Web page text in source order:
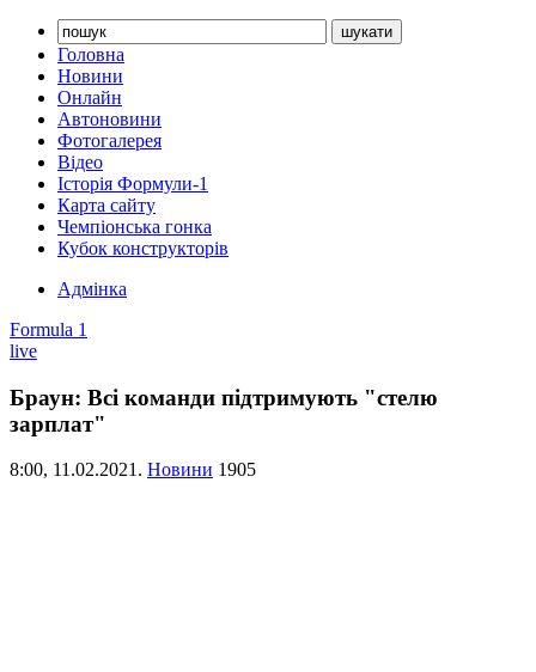
Головна
Новини
Онлайн
Автоновини
Фотогалерея
Відео
Історія Формули-1
Карта сайту
Чемпіонська гонка
Кубок конструкторів
Адмінка
Formula 1
live
Браун: Всі команди підтримують "стелю
зарплат"
8:00, 11.02.2021. Новини 1905